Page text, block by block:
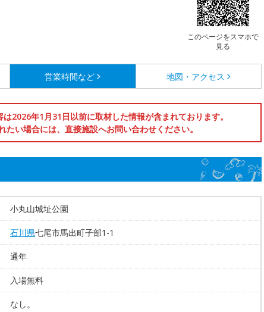
このページをスマホで
見る
営業時間など 地図・アクセス
2026年1月31日以前に取材した情報が含まれております。
たい場合には、直接施設へお問い合わせください。
小丸山城址公園
石川県七尾市馬出町子部1-1
通年
入場無料
なし。